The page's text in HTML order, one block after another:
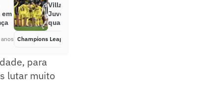
em
anos
Villarreal faz história, vence a
Juventus fora de casa e avança às
quartas de final da Champions
Champions League
para
lutar muito